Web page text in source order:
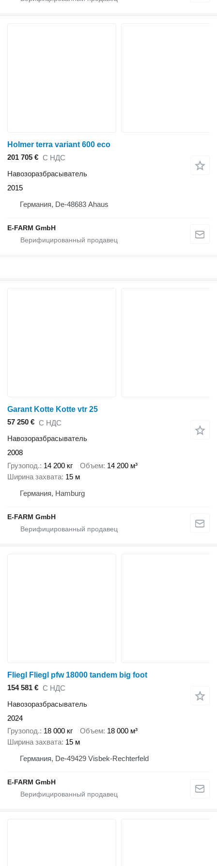
Holmer terra variant 600 eco
201 705 € С НДС
Навозоразбрасыватель
2015
Германия, De-48683 Ahaus
E-FARM GmbH
Garant Kotte Kotte vtr 25
57 250 € С НДС
Навозоразбрасыватель
2008
Грузопод. 14 200 кг Объем 14 200 м³
Ширина захвата 15 м
Германия, Hamburg
E-FARM GmbH
Fliegl Fliegl pfw 18000 tandem big foot
154 581 € С НДС
Навозоразбрасыватель
2024
Грузопод. 18 000 кг Объем 18 000 м³
Ширина захвата 15 м
Германия, De-49429 Visbek-Rechterfeld
E-FARM GmbH